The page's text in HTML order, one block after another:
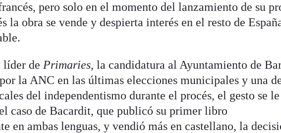
pero solo en el momento del lanzamiento de su
la obra se vende y despierta interés en el resto de
líder de Primaries, la candidatura al Ayuntamiento de
la ANC en las últimas elecciones municipales y una
del independentismo durante el procés, el gesto se le
caso de Bacardit, que publicó su primer libro
en ambas lenguas, y vendió más en castellano, la